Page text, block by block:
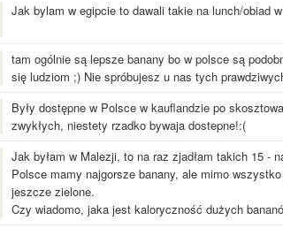
Jak bylam w egipcie to dawali takie na lunch/obiad
tam ogólnie są lepsze banany bo w polsce są
się ludziom ;) Nie spróbujesz u nas tych
Były dostępne w Polsce w kauflandzie po
zwykłych, niestety rzadko bywaja dostepne!:(
Jak byłam w Malezji, to na raz zjadłam takich 15 -
Polsce mamy najgorsze banany, ale mimo
jeszcze zielone.
Czy wiadomo, jaka jest kaloryczność dużych